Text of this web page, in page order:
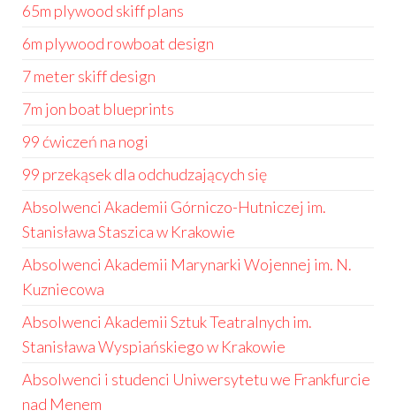
65m plywood skiff plans
6m plywood rowboat design
7 meter skiff design
7m jon boat blueprints
99 ćwiczeń na nogi
99 przekąsek dla odchudzających się
Absolwenci Akademii Górniczo-Hutniczej im.
Stanisława Staszica w Krakowie
Absolwenci Akademii Marynarki Wojennej im. N.
Kuzniecowa
Absolwenci Akademii Sztuk Teatralnych im.
Stanisława Wyspiańskiego w Krakowie
Absolwenci i studenci Uniwersytetu we Frankfurcie
nad Menem